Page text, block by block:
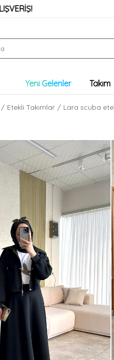
Yeni Gelenler Takım
Etekli Takımlar Lara scuba